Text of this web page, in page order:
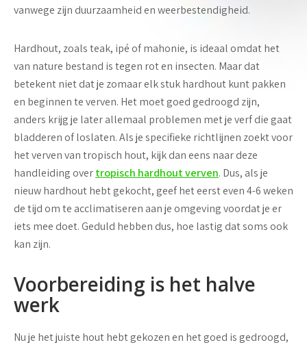
vanwege zijn duurzaamheid en weerbestendigheid.
Hardhout, zoals teak, ipé of mahonie, is ideaal omdat het
van nature bestand is tegen rot en insecten. Maar dat
betekent niet dat je zomaar elk stuk hardhout kunt pakken
en beginnen te verven. Het moet goed gedroogd zijn,
anders krijg je later allemaal problemen met je verf die gaat
bladderen of loslaten. Als je specifieke richtlijnen zoekt voor
het verven van tropisch hout, kijk dan eens naar deze
handleiding overtropisch hardhout verven. Dus, als je
nieuw hardhout hebt gekocht, geef het eerst even 4-6 weken
de tijd om te acclimatiseren aan je omgeving voordat je er
iets mee doet. Geduld hebben dus, hoe lastig dat soms ook
kan zijn.
Voorbereiding is het halve
werk
Nu je het juiste hout hebt gekozen en het goed is gedroogd,